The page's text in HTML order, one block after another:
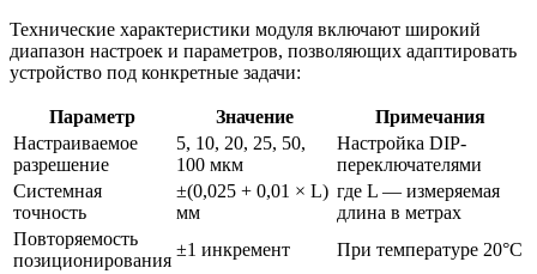
Технические характеристики модуля включают широкий
диапазон настроек и параметров, позволяющих адаптировать
устройство под конкретные задачи:
Параметр Значение
Примечания
Настраиваемое
разрешение
5, 10, 20, 25, 50,
100 мкм
Настройка DIP-
переключателями
Системная
точность
±(0,025 + 0,01 × L)
мм
где L — измеряемая
длина в метрах
Повторяемость
позиционирования
±1 инкремент
При температуре 20°C